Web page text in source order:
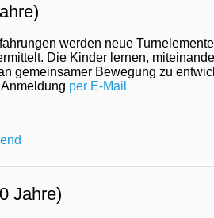
werden neue
Die Kinder lernen,
gemeinsamer Bewegung zu
per E-Mail
Jahre)